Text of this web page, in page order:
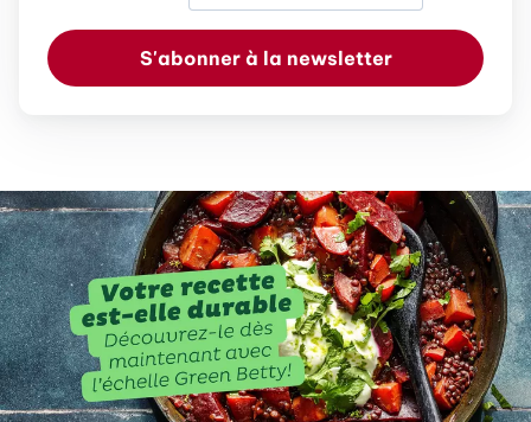
S'abonner à la newsletter